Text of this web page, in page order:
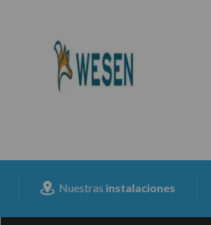
Nuestrasinstalaciones